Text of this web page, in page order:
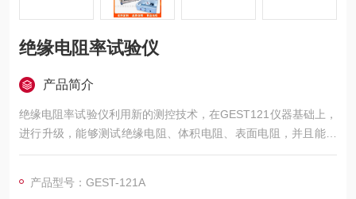
绝缘电阻率试验仪
产品简介
绝缘电阻率试验仪利用新的测控技术，在GEST121仪器基础上，
进行升级，能够测试绝缘电阻、体积电阻、表面电阻，并且能够
自动计算电阻率.,同时可以对测试数据进行打印本仪器具有精度
膜、及粉体、液体、及固体和膏体形状的各种绝缘材料体积和表
产品型号：GEST-121A